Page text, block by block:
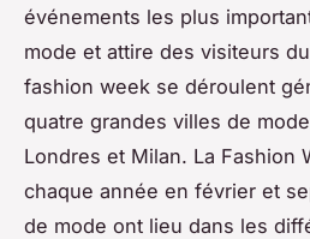
événements les plus
mode et attire des visiteurs
fashion week se déroulent
quatre grandes villes de
Londres et Milan. La Fashion
chaque année en février et
de mode ont lieu dans les